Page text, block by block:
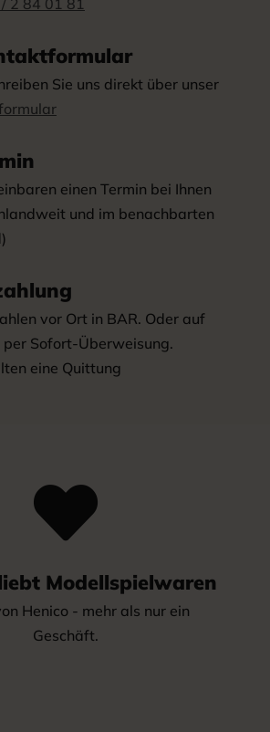
Sie uns direkt über unser
einen Termin bei Ihnen
und im benachbarten
vor Ort in BAR. Oder auf
per Sofort-Überweisung.
eine Quittung

Modellspielwaren
Henico - mehr als nur ein
Geschäft.